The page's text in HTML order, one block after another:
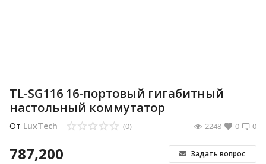
TL-SG116 16-портовый гигабитный
настольный коммутатор
От LuxTech 0
(0) 0
2248
787,200 Задать вопрос